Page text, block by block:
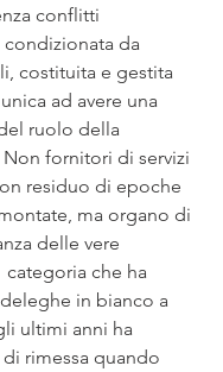
conflitti
condizionata da
costituita e gestita
ad avere una
ruolo della
Non fornitori di servizi
residuo di epoche
ma organo di
delle vere
categoria che ha
in bianco a
ultimi anni ha
rimessa quando